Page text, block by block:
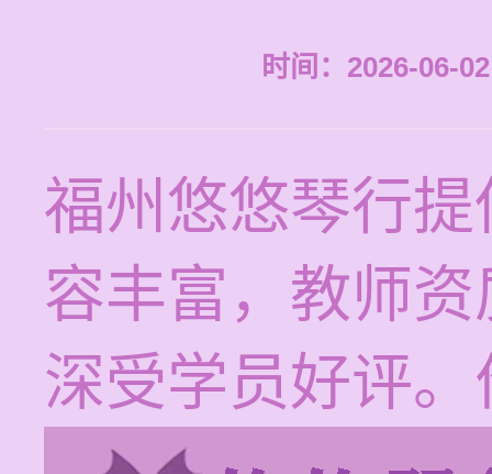
时间：2026-06-
福州悠悠琴行
容丰富，教师
深受学员好评